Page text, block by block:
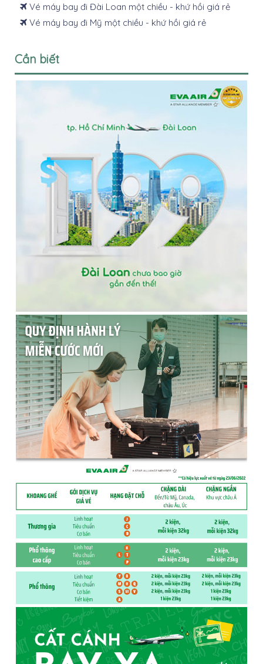
Vé máy bay đi Đài Loan một chiều - khứ hồi giá rẻ
Vé máy bay đi Mỹ một chiều - khứ hồi giá rẻ
Cần biết